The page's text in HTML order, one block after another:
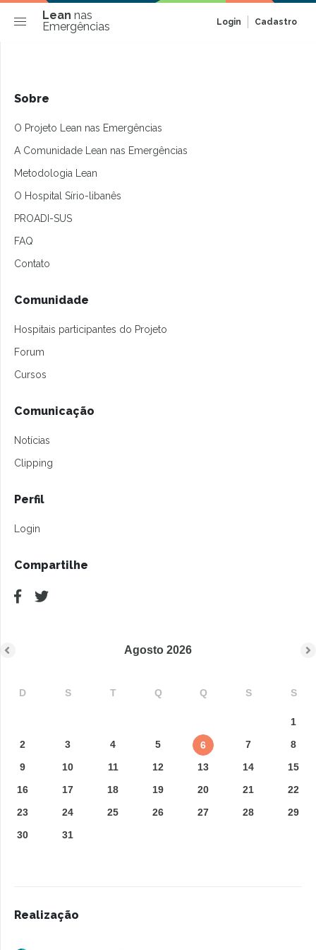
Lean nas
Emergências
Login Cadastro
Sobre
O Projeto Lean nas Emergências
A Comunidade Lean nas Emergências
Metodologia Lean
O Hospital Sírio-libanês
PROADI-SUS
FAQ
Contato
Comunidade
Hospitais participantes do Projeto
Forum
Cursos
Comunicação
Notícias
Clipping
Perfil
Login
Compartilhe
Agosto 2026
D S T Q Q S S
1
2
3 4 5 6 7
8
9
10 11 12 13 14
15
16
17 18 19 20 21
22
23
24 25 26 27 28
29
30
31
Realização